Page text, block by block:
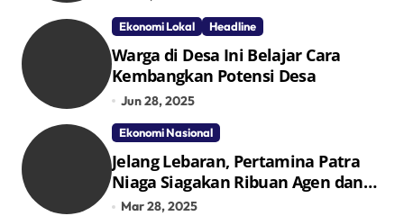
TPID
Ekonomi Lokal Headline
Warga di Desa Ini Belajar Cara
Kembangkan Potensi Desa
Jun 28, 2025
Ekonomi Nasional
Jelang Lebaran, Pertamina Patra
Niaga Siagakan Ribuan Agen dan
Pangkalan LPG 3 Kg
Mar 28, 2025